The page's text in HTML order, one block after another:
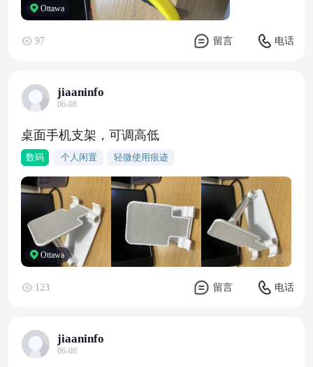
Ottawa
97 留言 电话
jiaaninfo
06-08
桌面手机支架，可调高低
数码 个人闲置 轻微使用痕迹
Ottawa
123 留言 电话
jiaaninfo
06-08